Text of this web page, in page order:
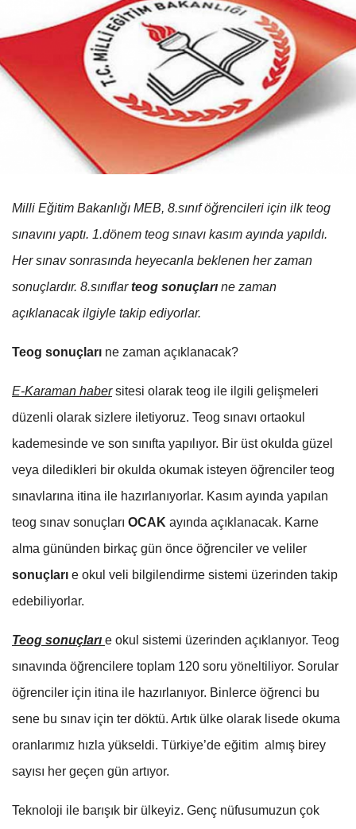
Milli Eğitim Bakanlığı MEB, 8.sınıf öğrencileri için ilk teog
sınavını yaptı. 1.dönem teog sınavı kasım ayında yapıldı.
Her sınav sonrasında heyecanla beklenen her zaman
sonuçlardır. 8.sınıflarteog sonuçları ne zaman
açıklanacak ilgiyle takip ediyorlar.
Teog sonuçları ne zaman açıklanacak?
E-Karaman habersitesi olarak teog ile ilgili gelişmeleri
düzenli olarak sizlere iletiyoruz. Teog sınavı ortaokul
kademesinde ve son sınıfta yapılıyor. Bir üst okulda güzel
veya diledikleri bir okulda okumak isteyen öğrenciler teog
sınavlarına itina ile hazırlanıyorlar. Kasım ayında yapılan
teog sınav sonuçları OCAK ayında açıklanacak. Karne
alma gününden birkaç gün önce öğrenciler ve veliler
sonuçları e okul veli bilgilendirme sistemi üzerinden takip
edebiliyorlar.
Teog sonuçları e okul sistemi üzerinden açıklanıyor. Teog
sınavında öğrencilere toplam 120 soru yöneltiliyor. Sorular
öğrenciler için itina ile hazırlanıyor. Binlerce öğrenci bu
sene bu sınav için ter döktü. Artık ülke olarak lisede okuma
oranlarımız hızla yükseldi. Türkiye’de eğitim almış birey
sayısı her geçen gün artıyor.
Teknoloji ile barışık bir ülkeyiz. Genç nüfusumuzun çok